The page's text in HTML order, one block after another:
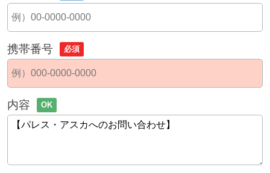
携帯番号 必須
内容 OK